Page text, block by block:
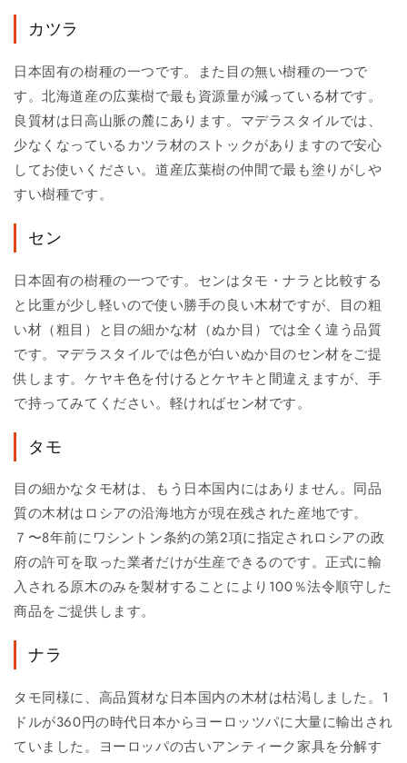
カツラ
日本固有の樹種の一つです。また目の無い樹種の一つで
す。北海道産の広葉樹で最も資源量が減っている材です。
良質材は日高山脈の麓にあります。マデラスタイルでは、
少なくなっているカツラ材のストックがありますので安心
してお使いください。道産広葉樹の仲間で最も塗りがしや
すい樹種です。
セン
日本固有の樹種の一つです。センはタモ・ナラと比較する
と比重が少し軽いので使い勝手の良い木材ですが、目の粗
い材（粗目）と目の細かな材（ぬか目）では全く違う品質
です。マデラスタイルでは色が白いぬか目のセン材をご提
供します。ケヤキ色を付けるとケヤキと間違えますが、手
で持ってみてください。軽ければセン材です。
タモ
目の細かなタモ材は、もう日本国内にはありません。同品
質の木材はロシアの沿海地方が現在残された産地です。
７〜8年前にワシントン条約の第2項に指定されロシアの政
府の許可を取った業者だけが生産できるのです。正式に輸
入される原木のみを製材することにより100％法令順守した
商品をご提供します。
ナラ
タモ同様に、高品質材な日本国内の木材は枯渇しました。1
ドルが360円の時代日本からヨーロッツパに大量に輸出され
ていました。ヨーロッパの古いアンティーク家具を分解す